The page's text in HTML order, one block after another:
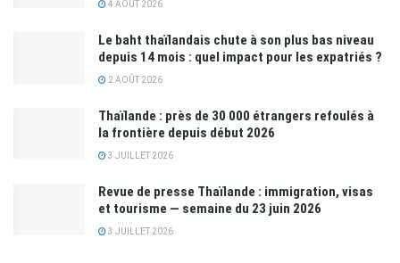
4 AOÛT 2026
Le baht thaïlandais chute à son plus bas niveau
depuis 14 mois : quel impact pour les expatriés ?
2 AOÛT 2026
Thaïlande : près de 30 000 étrangers refoulés à
la frontière depuis début 2026
3 JUILLET 2026
Revue de presse Thaïlande : immigration, visas
et tourisme — semaine du 23 juin 2026
3 JUILLET 2026